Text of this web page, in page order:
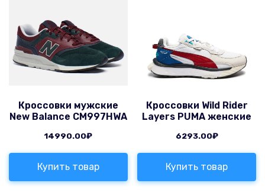
Кроссовки мужские
New Balance CM997HWA
14990.00₽
Купить товар
Кроссовки Wild Rider
Layers PUMA женские
6293.00₽
Купить товар